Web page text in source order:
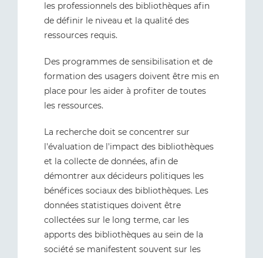
les professionnels des bibliothèques afin
de définir le niveau et la qualité des
ressources requis.
Des programmes de sensibilisation et de
formation des usagers doivent être mis en
place pour les aider à profiter de toutes
les ressources.
La recherche doit se concentrer sur
l'évaluation de l'impact des bibliothèques
et la collecte de données, afin de
démontrer aux décideurs politiques les
bénéfices sociaux des bibliothèques. Les
données statistiques doivent être
collectées sur le long terme, car les
apports des bibliothèques au sein de la
société se manifestent souvent sur les